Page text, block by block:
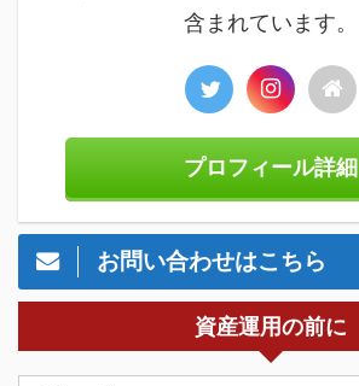
含まれています。
プロフィール詳細
お問い合わせはこちら
資産運用の前に